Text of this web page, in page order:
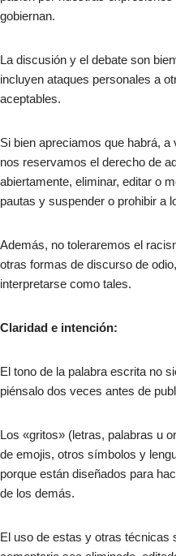
gobiernan.
La discusión y el debate son
incluyen ataques personales a
aceptables.
Si bien apreciamos que habrá,
nos reservamos el derecho de
abiertamente, eliminar, editar o
pautas y suspender o prohibir a
Además, no toleraremos el
otras formas de discurso de
interpretarse como tales.
Claridad e intención:
El tono de la palabra escrita no
piénsalo dos veces antes de
Los «gritos» (letras, palabras u
de emojis, otros símbolos y
porque están diseñados para
de los demás.
El uso de estas y otras técnicas